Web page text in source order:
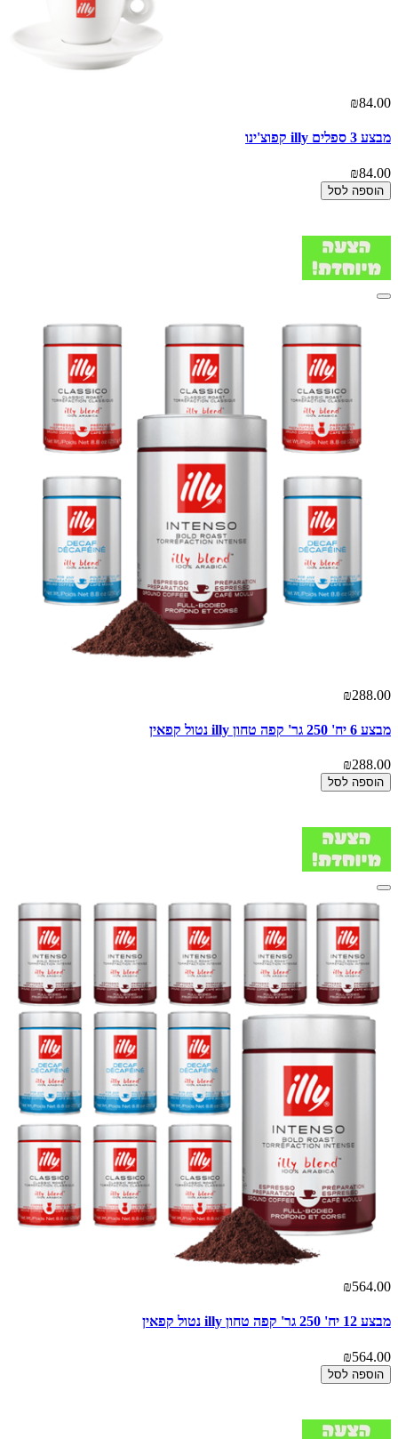
₪84.00
מבצע 3 ספלים illy קפוצ'ינו
₪84.00
הוספה לסל
₪288.00
מבצע 6 יח' 250 גר' קפה טחון illy נטול קפאין
₪288.00
הוספה לסל
₪564.00
מבצע 12 יח' 250 גר' קפה טחון illy נטול קפאין
₪564.00
הוספה לסל